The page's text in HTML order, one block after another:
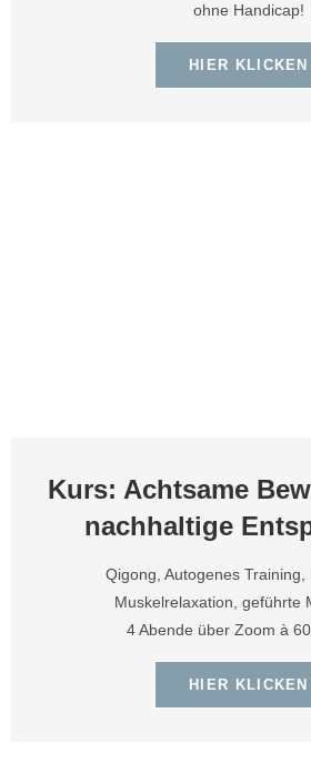
ohne Handicap!
HIER KLICKEN
Kurs: Achtsame
nachhaltige
Qigong, Autogenes Training,
Muskelrelaxation, geführte
4 Abende über Zoom à
HIER KLICKEN